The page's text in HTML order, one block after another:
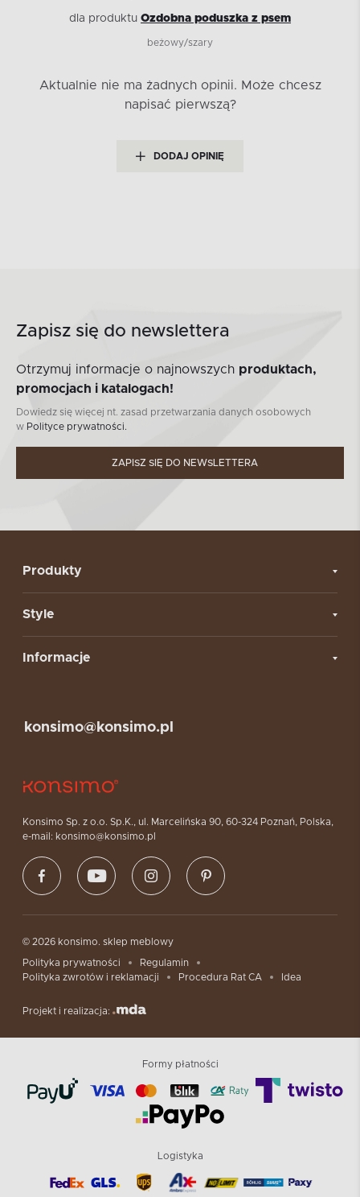
dla produktu Ozdobna poduszka z psem
beżowy/szary
Aktualnie nie ma żadnych opinii. Może chcesz
napisać pierwszą?
DODAJ OPINIĘ
Zapisz się do newslettera
Otrzymuj informacje o najnowszych produktach,
promocjach i katalogach!
Dowiedz się więcej nt. zasad przetwarzania danych osobowych
w Polityce prywatności.
ZAPISZ SIĘ DO NEWSLETTERA
Produkty
Style
Informacje
Konsimo Sp. z o.o. Sp.K., ul. Marcelińska 90, 60-324 Poznań, Polska,
e-mail: konsimo@konsimo.pl
konsimo@konsimo.pl
© 2026 konsimo. sklep meblowy
Polityka prywatności
Regulamin
Polityka zwrotów i reklamacji
Procedura Rat CA Idea
Projekt i realizacja:
Formy płatności
Logistyka